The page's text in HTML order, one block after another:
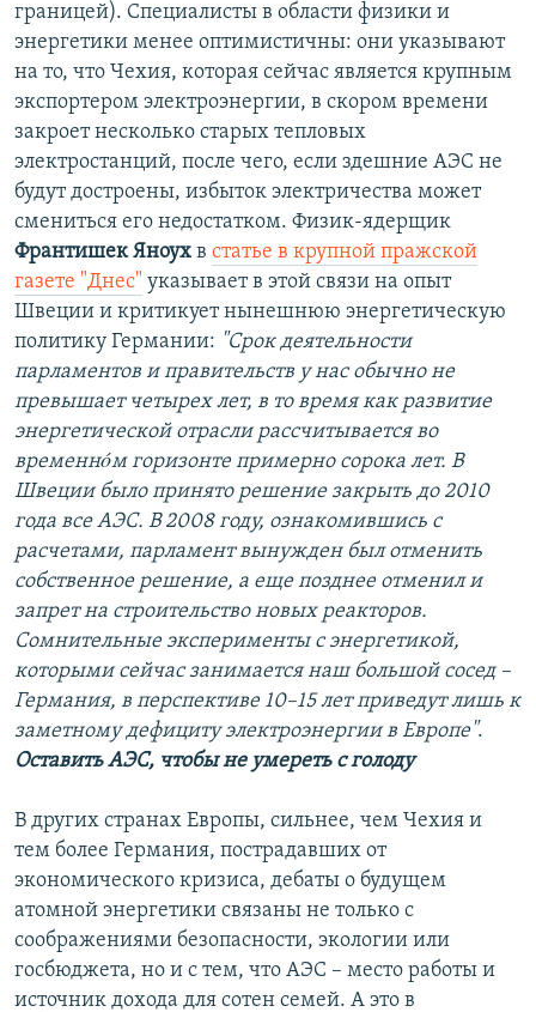
границей). Специалисты в области физики и
энергетики менее оптимистичны: они указывают
на то, что Чехия, которая сейчас является крупным
экспортером электроэнергии, в скором времени
закроет несколько старых тепловых
электростанций, после чего, если здешние АЭС не
будут достроены, избыток электричества может
смениться его недостатком. Физик-ядерщик
Франтишек Яноух в статье в крупной пражской
газете "Днес" указывает в этой связи на опыт
Швеции и критикует нынешнюю энергетическую
политику Германии: "Срок деятельности
парламентов и правительств у нас обычно не
превышает четырех лет, в то время как развитие
энергетической отрасли рассчитывается во
временнóм горизонте примерно сорока лет. В
Швеции было принято решение закрыть до 2010
года все АЭС. В 2008 году, ознакомившись с
расчетами, парламент вынужден был отменить
собственное решение, а еще позднее отменил и
запрет на строительство новых реакторов.
Сомнительные эксперименты с энергетикой,
которыми сейчас занимается наш большой сосед –
Германия, в перспективе 10–15 лет приведут лишь к
заметному дефициту электроэнергии в Европе".
Оставить АЭС, чтобы не умереть с голоду
В других странах Европы, сильнее, чем Чехия и
тем более Германия, пострадавших от
экономического кризиса, дебаты о будущем
атомной энергетики связаны не только с
соображениями безопасности, экологии или
госбюджета, но и с тем, что АЭС – место работы и
источник дохода для сотен семей. А это в